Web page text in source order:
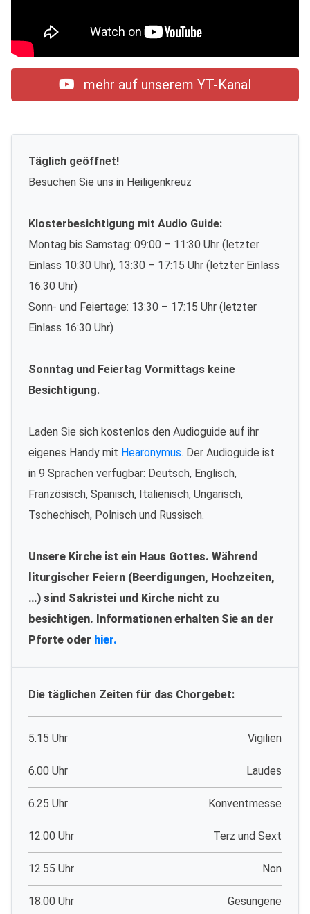
mehr auf unserem YT-Kanal
Täglich geöffnet!
Besuchen Sie uns in Heiligenkreuz
Klosterbesichtigung mit Audio Guide:
Montag bis Samstag: 09:00 – 11:30 Uhr (letzter
Einlass 10:30 Uhr), 13:30 – 17:15 Uhr (letzter Einlass
16:30 Uhr)
Sonn- und Feiertage: 13:30 – 17:15 Uhr (letzter
Einlass 16:30 Uhr)
Sonntag und Feiertag Vormittags keine
Besichtigung.
Laden Sie sich kostenlos den Audioguide auf ihr
eigenes Handy mit Hearonymus. Der Audioguide ist
in 9 Sprachen verfügbar: Deutsch, Englisch,
Französisch, Spanisch, Italienisch, Ungarisch,
Tschechisch, Polnisch und Russisch.
Unsere Kirche ist ein Haus Gottes. Während
liturgischer Feiern (Beerdigungen, Hochzeiten,
…) sind Sakristei und Kirche nicht zu
besichtigen. Informationen erhalten Sie an der
Pforte oder hier.
Die täglichen Zeiten für das Chorgebet:
5.15 Uhr Vigilien
6.00 Uhr Laudes
6.25 Uhr Konventmesse
12.00 Uhr Terz und Sext
12.55 Uhr Non
18.00 Uhr Gesungene